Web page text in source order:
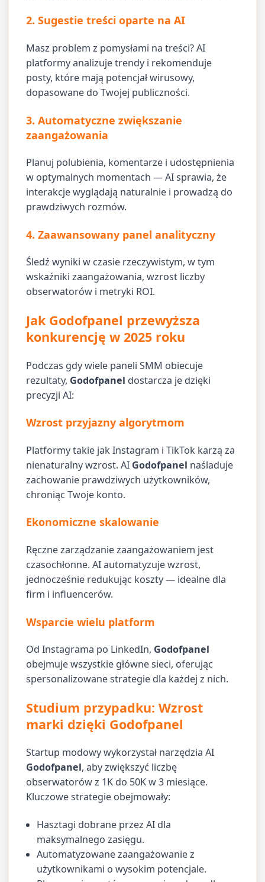
2. Sugestie treści oparte na AI
Masz problem z pomysłami na treści? AI
platformy analizuje trendy i rekomenduje
posty, które mają potencjał wirusowy,
dopasowane do Twojej publiczności.
3. Automatyczne zwiększanie
zaangażowania
Planuj polubienia, komentarze i udostępnienia
w optymalnych momentach — AI sprawia, że
interakcje wyglądają naturalnie i prowadzą do
prawdziwych rozmów.
4. Zaawansowany panel analityczny
Śledź wyniki w czasie rzeczywistym, w tym
wskaźniki zaangażowania, wzrost liczby
obserwatorów i metryki ROI.
Jak Godofpanel przewyższa
konkurencję w 2025 roku
Podczas gdy wiele paneli SMM obiecuje
rezultaty, Godofpanel dostarcza je dzięki
precyzji AI:
Wzrost przyjazny algorytmom
Platformy takie jak Instagram i TikTok karzą za
nienaturalny wzrost. AI Godofpanel naśladuje
zachowanie prawdziwych użytkowników,
chroniąc Twoje konto.
Ekonomiczne skalowanie
Ręczne zarządzanie zaangażowaniem jest
czasochłonne. AI automatyzuje wzrost,
jednocześnie redukując koszty — idealne dla
firm i influencerów.
Wsparcie wielu platform
Od Instagrama po LinkedIn, Godofpanel
obejmuje wszystkie główne sieci, oferując
spersonalizowane strategie dla każdej z nich.
Studium przypadku: Wzrost
marki dzięki Godofpanel
Startup modowy wykorzystał narzędzia AI
Godofpanel, aby zwiększyć liczbę
obserwatorów z 1K do 50K w 3 miesiące.
Kluczowe strategie obejmowały:
Hasztagi dobrane przez AI dla
maksymalnego zasięgu.
Automatyzowane zaangażowanie z
użytkownikami o wysokim potencjale.